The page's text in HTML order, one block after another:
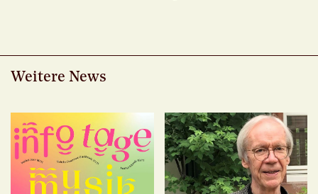
Weitere News